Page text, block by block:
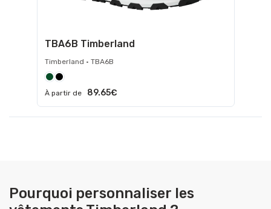
TBA6B Timberland
Timberland • TBA6B
À partir de 89.65€
Pourquoi personnaliser les